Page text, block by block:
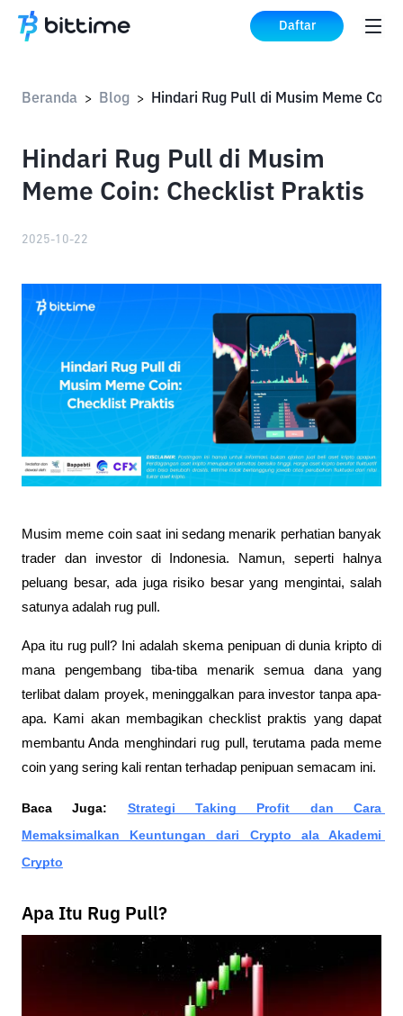
Daftar
Beranda > Blog >
Hindari Rug Pull di Musim
Meme Coin: Checklist Praktis
2025-10-22
Musim meme coin saat ini sedang menarik perhatian banyak
trader dan investor di Indonesia. Namun, seperti halnya
peluang besar, ada juga risiko besar yang mengintai, salah
satunya adalah rug pull.
Apa itu rug pull? Ini adalah skema penipuan di dunia kripto di
mana pengembang tiba-tiba menarik semua dana yang
terlibat dalam proyek, meninggalkan para investor tanpa apa-
apa. Kami akan membagikan checklist praktis yang dapat
membantu Anda menghindari rug pull, terutama pada meme
coin yang sering kali rentan terhadap penipuan semacam ini.
Baca Juga: Strategi Taking Profit dan Cara
Memaksimalkan Keuntungan dari Crypto ala Akademi
Crypto
Apa Itu Rug Pull?